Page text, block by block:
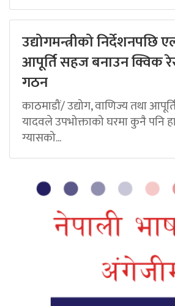
उद्योगमन्त्रीको निर्देशनपछि
आपूर्ति सहज बनाउन क्विक
गठन
काठमाडौं/ उद्योग, वाणिज्य तथा आपूर्ति
यादवले उपभोक्ताको घरमा कुनै पनि
ग्यासको...